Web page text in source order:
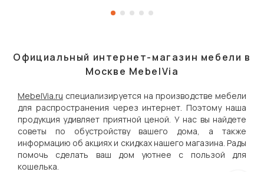
Официальный интернет-магазин мебели в
Москве MebelVia
MebelVia.ru специализируется на производстве мебели
для распространения через интернет. Поэтому наша
продукция удивляет приятной ценой. У нас вы найдете
советы по обустройству вашего дома, а также
информацию об акциях и скидках нашего магазина. Рады
помочь сделать ваш дом уютнее с пользой для
кошелька.